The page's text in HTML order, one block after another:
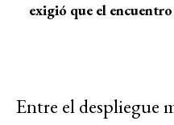
exigió que el
Entre el despliegue